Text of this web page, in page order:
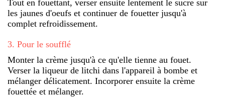
Tout en fouettant, verser ensuite lentement le sucre sur
les jaunes d'oeufs et continuer de fouetter jusqu'à
complet refroidissement.
3. Pour le soufflé
Monter la crème jusqu'à ce qu'elle tienne au fouet.
Verser la liqueur de litchi dans l'appareil à bombe et
mélanger délicatement. Incorporer ensuite la crème
fouettée et mélanger.